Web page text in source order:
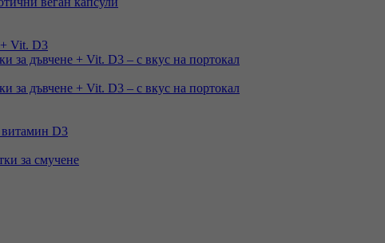
Vit. D3
за дъвчене + Vit. D3 – с вкус на портокал
за дъвчене + Vit. D3 – с вкус на портокал
витамин D3
за смучене